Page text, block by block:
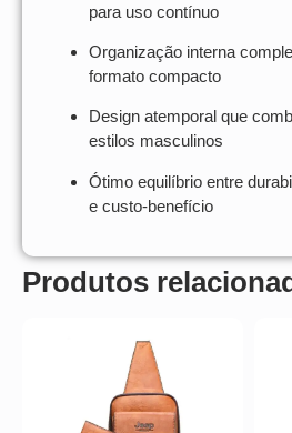
para uso contínuo
Organização interna
formato compacto
Design atemporal que
estilos masculinos
Ótimo equilíbrio entre
e custo-benefício
Produtos